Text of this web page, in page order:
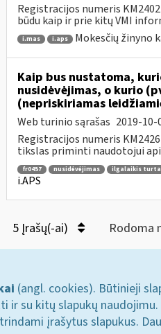
Registracijos numeris
būdu kaip ir prie kitų VMI
i.mas i.aps Mokesčių žinyno
Kaip bus nustatoma,
nusidėvėjimas, o kurio
(nepriskiriamas
Web turinio sąrašas 2019-10-
Registracijos numeris
tikslas priminti naudotojui
fr0457 nusidėvėjimas ilgalaikis
i.APS
5 Įrašų(-ai) Rodoma
(angl. cookies). Būtinieji
ir su kitų slapukų
įrašytus slapukus.